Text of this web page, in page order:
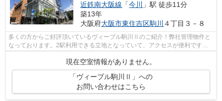
近鉄南大阪線 「今川
」駅 徒歩11分
築13年
大阪府大阪市東住吉区駒川 ４丁目３－８
多くの方からご好評頂いているヴィーブル駒川Ⅱのご紹介！弊社管理物件と
なっております。2駅利用できる立地となっていて、アクセスが便利です！
現在空室情報がありません。
「ヴィーブル駒川Ⅱ」への
お問い合わせはこちら